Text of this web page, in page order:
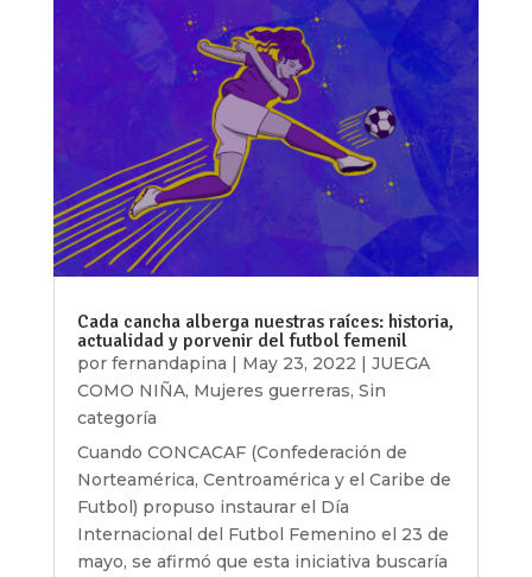
Cada cancha alberga nuestras raíces: historia,
actualidad y porvenir del futbol femenil
por fernandapina | May 23, 2022 | JUEGA
COMO NIÑA, Mujeres guerreras, Sin
categoría
Cuando CONCACAF (Confederación de
Norteamérica, Centroamérica y el Caribe de
Futbol) propuso instaurar el Día
Internacional del Futbol Femenino el 23 de
mayo, se afirmó que esta iniciativa buscaría